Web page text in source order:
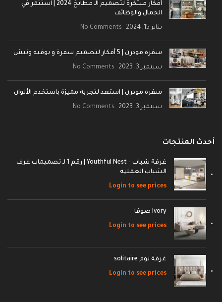
أفكار مبتكرة لتصميم الـ مطابخ 2024 | استثمر في
الجمال والوظائف
يناير 15, 2024 No Comments
سفره مودرن | 5 أفكار لتصميم سفرة و بوفيه ونيش
سبتمبر 3, 2023 No Comments
سفره مودرن | استعد لتجربة مميزة باستخدم الألوان
سبتمبر 3, 2023 No Comments
أحدث المنتجات
غرفة شباب - Youthful Nest | رقم 1 لـ تصميمات غرف
الشباب العمليه
Login to see prices
Ivory صوفا
Login to see prices
غرفة نوم solitaire
Login to see prices